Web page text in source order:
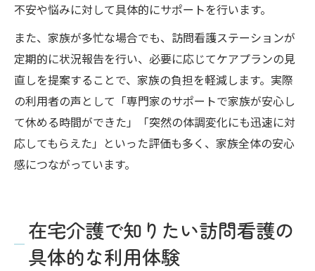
不安や悩みに対して具体的にサポートを行います。
また、家族が多忙な場合でも、訪問看護ステーションが
定期的に状況報告を行い、必要に応じてケアプランの見
直しを提案することで、家族の負担を軽減します。実際
の利用者の声として「専門家のサポートで家族が安心し
て休める時間ができた」「突然の体調変化にも迅速に対
応してもらえた」といった評価も多く、家族全体の安心
感につながっています。
在宅介護で知りたい訪問看護の
具体的な利用体験